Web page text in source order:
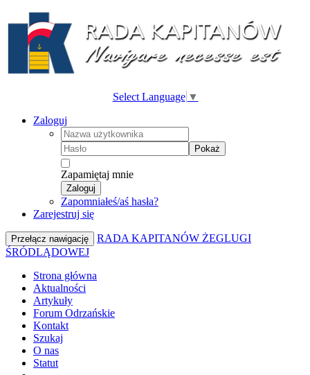
Select Language ▼
Zaloguj
Pokaż
Zapamiętaj mnie
Zaloguj
Zapomniałeś/aś hasła?
Zarejestruj się
Przełącz nawigację
RADA KAPITANÓW ŻEGLUGI
ŚRÓDLĄDOWEJ
Strona główna
Aktualności
Artykuły
Forum Odrzańskie
Kontakt
Szukaj
O nas
Statut